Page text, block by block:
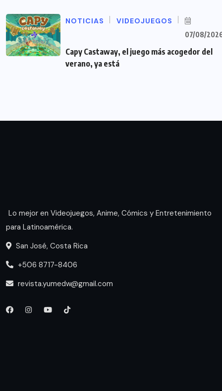
NOTICIAS VIDEOJUEGOS
07/08/
Capy Castaway, el juego más acogedor del
verano, ya está
Lo mejor en Videojuegos, Anime, Cómics y Entretenimiento
para Latinoamérica.
San José, Costa Rica
+506 8717-8406
revista.yumedw@gmail.com